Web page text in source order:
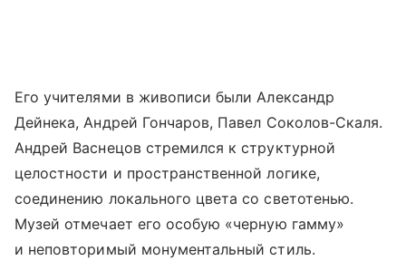
Его учителями в живописи были Александр
Дейнека, Андрей Гончаров, Павел Соколов-Скаля.
Андрей Васнецов стремился к структурной
целостности и пространственной логике,
соединению локального цвета со светотенью.
Музей отмечает его особую «черную гамму»
и неповторимый монументальный стиль.